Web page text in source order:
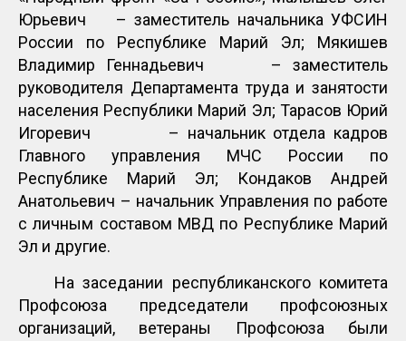
Юрьевич – заместитель начальника УФСИН
России по Республике Марий Эл; Мякишев
Владимир Геннадьевич – заместитель
руководителя Департамента труда и занятости
населения Республики Марий Эл; Тарасов Юрий
Игоревич – начальник отдела кадров
Главного управления МЧС России по
Республике Марий Эл; Кондаков Андрей
Анатольевич – начальник Управления по работе
с личным составом МВД по Республике Марий
Эл и другие.
На заседании республиканского комитета
Профсоюза председатели профсоюзных
организаций, ветераны Профсоюза были